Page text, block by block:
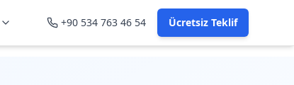
+90 534 763 46 54 Ücretsiz Teklif